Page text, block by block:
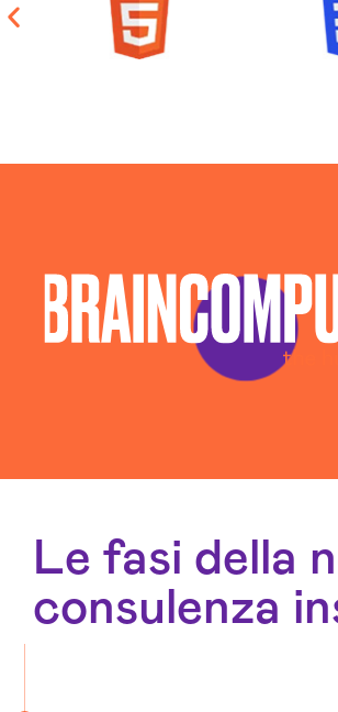
Le fasi della
consulenza